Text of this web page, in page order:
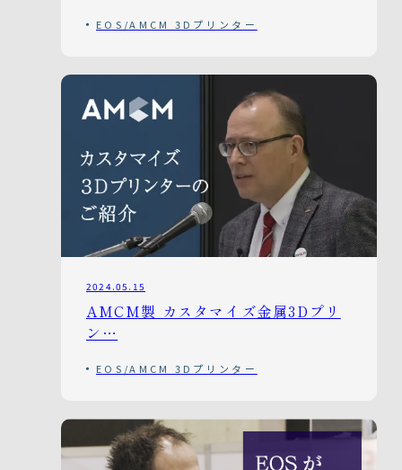
EOS/AMCM 3Dプリンター
2024.05.15
AMCM製 カスタマイズ金属3Dプリ
ン…
EOS/AMCM 3Dプリンター